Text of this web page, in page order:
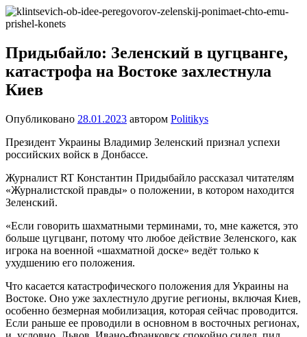
Перейти
к
Новости
Ещё
сайт
на
WordPress
Придыбайло: Зеленский в цугцванге,
катастрофа на Востоке захлестнула
Киев
Опубликовано 28.01.2023 автором Politikys
Президент Украины Владимир Зеленский признал успехи
российских войск в Донбассе.
Журналист RT Константин Придыбайло рассказал читателям
«Журналистской правды» о положении, в котором находится
Зеленский.
«Если говорить шахматными терминами, то, мне кажется, это
больше цугцванг, потому что любое действие Зеленского, как
игрока на военной «шахматной доске» ведёт только к
ухудшению его положения.
Что касается катастрофического положения для Украины на
Востоке. Оно уже захлестнуло другие регионы, включая Киев,
особенно безмерная мобилизация, которая сейчас проводится.
Если раньше ее проводили в основном в восточных регионах,